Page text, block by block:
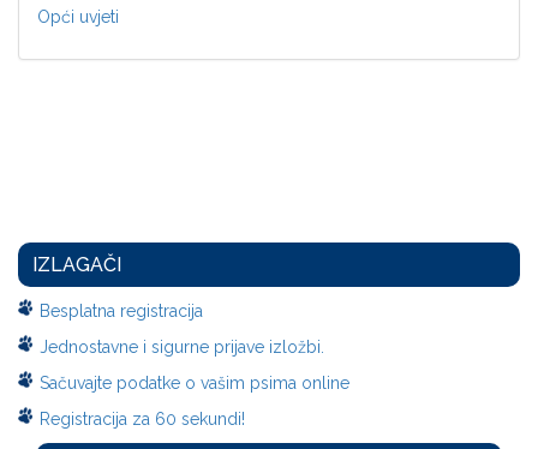
Opći uvjeti
IZLAGAČI
Besplatna registracija
Jednostavne i sigurne prijave izložbi.
Sačuvajte podatke o vašim psima online
Registracija za 60 sekundi!